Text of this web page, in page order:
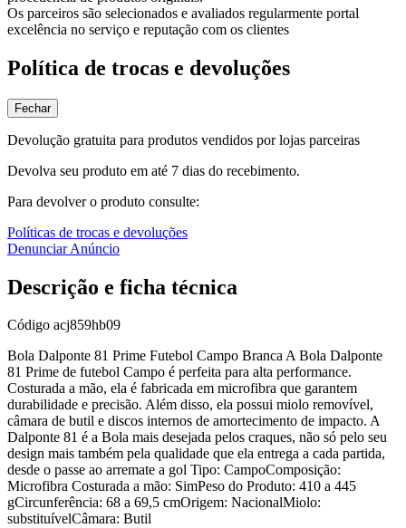
Os parceiros são selecionados e avaliados regularmente portal
excelência no serviço e reputação com os clientes
Política de trocas e devoluções
Fechar
Devolução gratuita para produtos vendidos por lojas parceiras
Devolva seu produto em até 7 dias do recebimento.
Para devolver o produto consulte:
Políticas de trocas e devoluções
Denunciar Anúncio
Descrição e ficha técnica
Código acj859hb09
Bola Dalponte 81 Prime Futebol Campo Branca A Bola Dalponte
81 Prime de futebol Campo é perfeita para alta performance.
Costurada a mão, ela é fabricada em microfibra que garantem
durabilidade e precisão. Além disso, ela possui miolo removível,
câmara de butil e discos internos de amortecimento de impacto. A
Dalponte 81 é a Bola mais desejada pelos craques, não só pelo seu
design mais também pela qualidade que ela entrega a cada partida,
desde o passe ao arremate a gol Tipo: CampoComposição:
Microfibra Costurada a mão: SimPeso do Produto: 410 a 445
gCircunferência: 68 a 69,5 cmOrigem: NacionalMiolo:
substituívelCâmara: Butil